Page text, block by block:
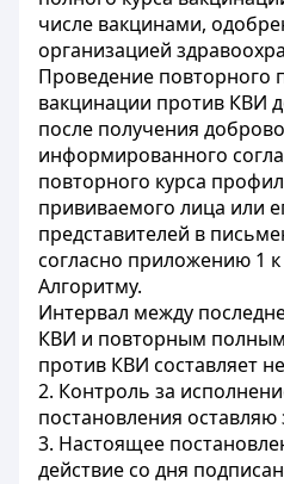
числе вакцинами,
организацией
Проведение повторного
вакцинации против КВИ
после получения
информированного
повторного курса
прививаемого лица или
представителей в
согласно приложению 1
Алгоритму.
Интервал между
КВИ и повторным
против КВИ составляет
2. Контроль за
постановления оставляю
3. Настоящее
действие со дня